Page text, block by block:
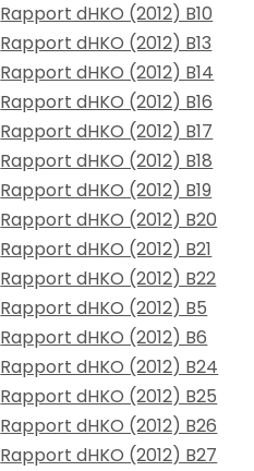
Rapport dHKO (2012) B10
Rapport dHKO (2012) B13
Rapport dHKO (2012) B14
Rapport dHKO (2012) B16
Rapport dHKO (2012) B17
Rapport dHKO (2012) B18
Rapport dHKO (2012) B19
Rapport dHKO (2012) B20
Rapport dHKO (2012) B21
Rapport dHKO (2012) B22
Rapport dHKO (2012) B5
Rapport dHKO (2012) B6
Rapport dHKO (2012) B24
Rapport dHKO (2012) B25
Rapport dHKO (2012) B26
Rapport dHKO (2012) B27